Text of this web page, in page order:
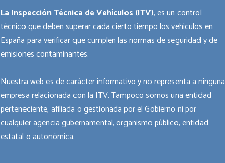
La Inspección Técnica de Vehículos (ITV), es un control
técnico que deben superar cada cierto tiempo los vehículos en
España para verificar que cumplen las normas de seguridad y de
emisiones contaminantes.
Nuestra web es de carácter informativo y no representa a ninguna
empresa relacionada con la ITV. Tampoco somos una entidad
perteneciente, afiliada o gestionada por el Gobierno ni por
cualquier agencia gubernamental, organismo público, entidad
estatal o autonómica.